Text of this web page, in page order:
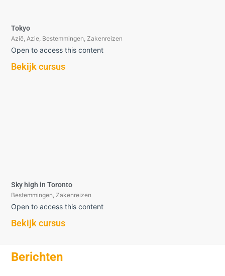
Tokyo
Azië Azie Bestemmingen ,Zakenreizen
Open to access this content
Bekijk cursus
Sky high in Toronto
Bestemmingen ,Zakenreizen
Open to access this content
Bekijk cursus
Berichten